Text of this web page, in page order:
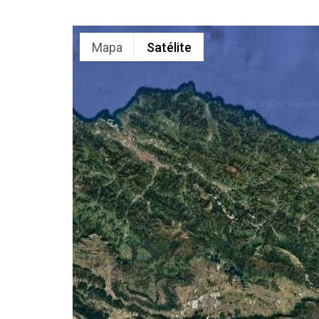
Mapa Satélite